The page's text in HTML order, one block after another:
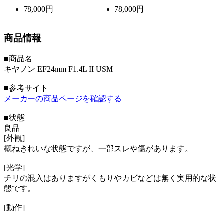
78,000円 78,000円
商品情報
■商品名
キヤノン EF24mm F1.4L II USM
■参考サイト
メーカーの商品ページを確認する
■状態
良品
[外観]
概ねきれいな状態ですが、一部スレや傷があります。
[光学]
チリの混入はありますがくもりやカビなどは無く実用的な状
態です。
[動作]